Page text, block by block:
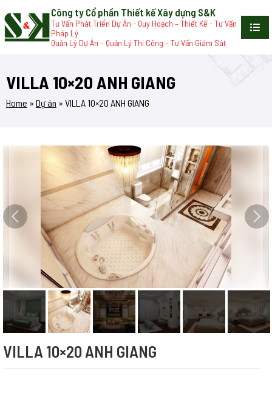
Công ty Cổ phần Thiết kế Xây dựng S&K
Tư Vấn Phát Triển Dự Án - Quy Hoạch – Thiết Kế - Tư Vấn
Pháp Lý
Quản Lý Dự Án – Quản Lý Thi Công – Tư Vấn Giám Sát
VILLA 10×20 ANH GIANG
Home » Dự án » VILLA 10×20 ANH GIANG
VILLA 10×20 ANH GIANG